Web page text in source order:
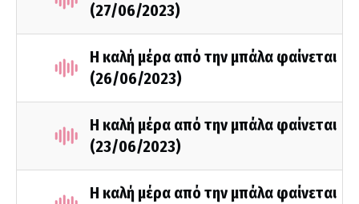
(27/06/2023)
Η καλή μέρα από την μπάλα φαίνεται
(26/06/2023)
Η καλή μέρα από την μπάλα φαίνεται
(23/06/2023)
Η καλή μέρα από την μπάλα φαίνεται